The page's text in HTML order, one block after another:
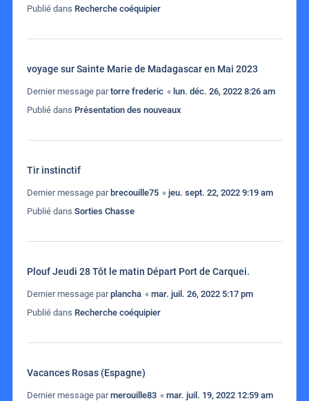
Publié dans Recherche coéquipier
voyage sur Sainte Marie de Madagascar en Mai 2023
Dernier message partorre frederic « lun. déc. 26, 2022 8:26 am
Publié dans Présentation des nouveaux
Tir instinctif
Dernier message par brecouille75 « jeu. sept. 22, 2022 9:19 am
Publié dans Sorties Chasse
Plouf Jeudi 28 Tôt le matin Départ Port de Carquei.
Dernier message parplancha « mar. juil. 26, 2022 5:17 pm
Publié dans Recherche coéquipier
Vacances Rosas (Espagne)
Dernier message parmerouille83 « mar. juil. 19, 2022 12:59 am